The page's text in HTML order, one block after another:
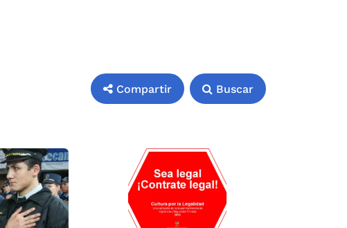
Compartir Buscar